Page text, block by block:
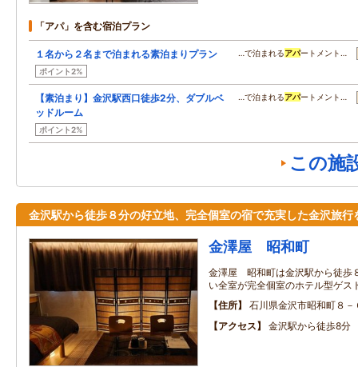
「アパ」を含む宿泊プラン
１名から２名まで泊まれる素泊まりプラン
ポイント2%
…で泊まれるアパートメント…
【素泊まり】金沢駅西口徒歩2分、ダブルベ
ッドルーム
ポイント2%
…で泊まれるアパートメント…
この施
金沢駅から徒歩８分の好立地、完全個室の宿で充実した金沢旅行
金澤屋 昭和町
金澤屋 昭和町は金沢駅から徒歩
い全室が完全個室のホテル型ゲス
住所
石川県金沢市昭和町８－
アクセス
金沢駅から徒歩8分